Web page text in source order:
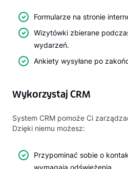
Formularze na stronie
Wizytówki zbierane
wydarzeń.
Ankiety wysyłane po
Wykorzystaj CRM
System CRM pomoże Ci
Dzięki niemu możesz:
Przypominać sobie o
wymagają odświeżenia.